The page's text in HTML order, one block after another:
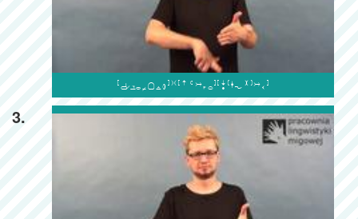

3.